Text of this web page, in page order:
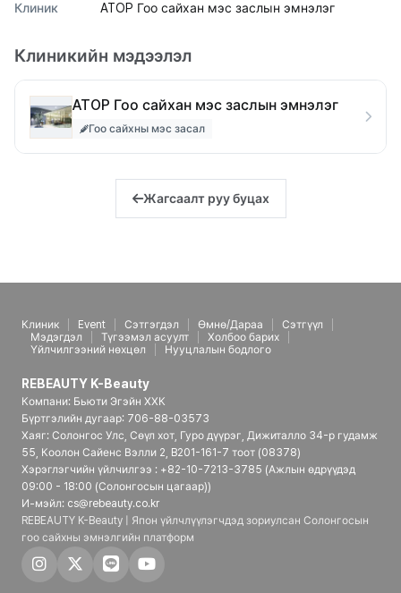
Клиник ATOP Гоо сайхан мэс заслын эмнэлэг
Клиникийн мэдээлэл
ATOP Гоо сайхан мэс заслын эмнэлэг
Гоо сайхны мэс засал
Жагсаалт руу буцах
Клиник Event Сэтгэгдэл Өмнө/Дараа
Сэтгүүл
Мэдэгдэл
Түгээмэл асуулт
Холбоо барих
Үйлчилгээний нөхцөл
Нууцлалын бодлого
REBEAUTY K-Beauty
Компани: Бьюти Эгэйн ХХК
Бүртгэлийн дугаар: 706-88-03573
Хаяг: Солонгос Улс, Сөүл хот, Гуро дүүрэг, Дижиталло 34-р гудамж
55, Коолон Сайенс Вэлли 2, B201-161-7 тоот (08378)
Хэрэглэгчийн үйлчилгээ : +82-10-7213-3785 (Ажлын өдрүүдэд
09:00 - 18:00 (Солонгосын цагаар))
И-мэйл: cs@rebeauty.co.kr
REBEAUTY K-Beauty | Япон үйлчлүүлэгчдэд зориулсан Солонгосын
гоо сайхны эмнэлгийн платформ